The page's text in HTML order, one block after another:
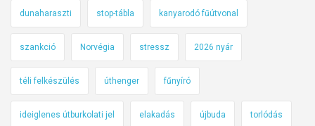
dunaharaszti stop-tábla kanyarodó fűútvonal
szankció Norvégia stressz 2026 nyár
téli felkészülés úthenger fűnyíró
ideiglenes útburkolati jel elakadás újbuda torlódás